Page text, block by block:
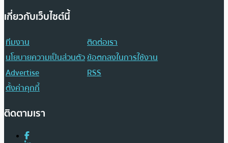
เกี่ยวกับเว็บไซต์นี้
ทีมงาน
ติดต่อเรา
นโยบายความเป็นส่วนตัวข้อตกลงในการใช้งาน
Advertise
RSS
ตั้งค่าคุกกี้
ติดตามเรา